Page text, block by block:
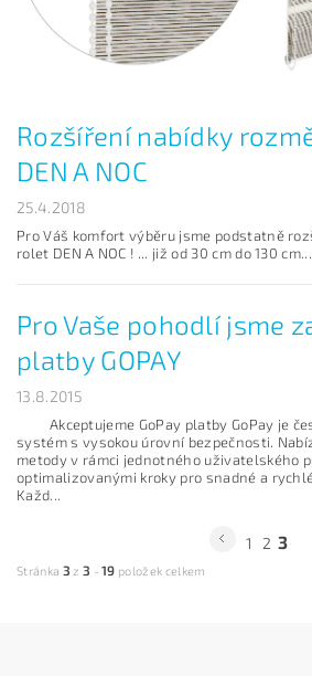
Rozšíření nabídky
DEN A NOC
25.4.2018
Pro Váš komfort výběru jsme podstatně
rolet DEN A NOC ! ... již od 30 cm do 130
Pro Vaše pohodlí jsme
platby GOPAY
13.8.2015
Akceptujeme GoPay platby GoPay je
systém s vysokou úrovní bezpečnosti.
metody v rámci jednotného uživatelského
optimalizovanými kroky pro snadné a
Každ...
1 2 3
Stránka 3 z 3 -19 položek celkem